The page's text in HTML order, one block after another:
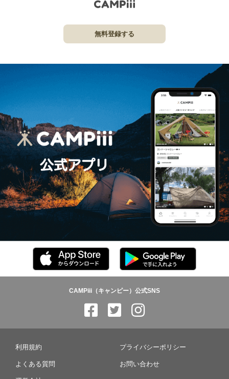
無料登録する
CAMPiii（キャンピー）公式SNS
利用規約 プライバシーポリシー
よくある質問 お問い合わせ